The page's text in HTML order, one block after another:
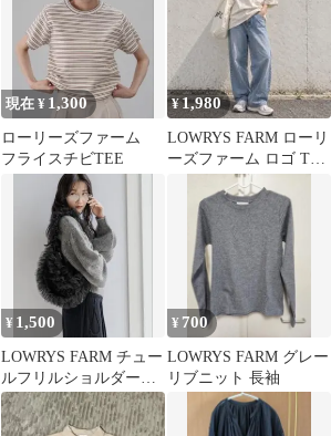
現在 ¥ 1,300
ローリーズファーム
フライスチビTEE
¥1,980
LOWRYS FARM ローリ
ーズファーム ロゴ Tシ
ャツ アイボリー
¥ 1,500
LOWRYS FARM チュー
ルフリルショルダーＢ
ＡＧ 240833
¥ 700
LOWRYS FARM グレー
リブニット 長袖